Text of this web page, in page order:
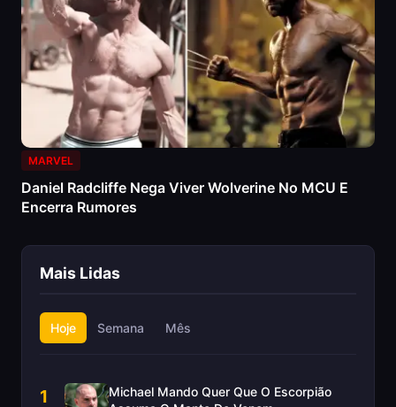
MARVEL
Daniel Radcliffe Nega Viver Wolverine No MCU E
Encerra Rumores
Mais Lidas
Hoje Semana Mês
1
Michael Mando Quer Que O Escorpião